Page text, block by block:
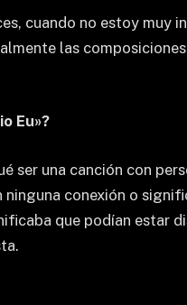
cuando no estoy muy
las
Eu»?
ser una canción con
conexión o
que podían estar